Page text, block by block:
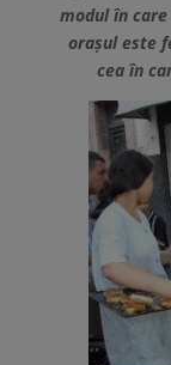
modul în
orașul este
cea în